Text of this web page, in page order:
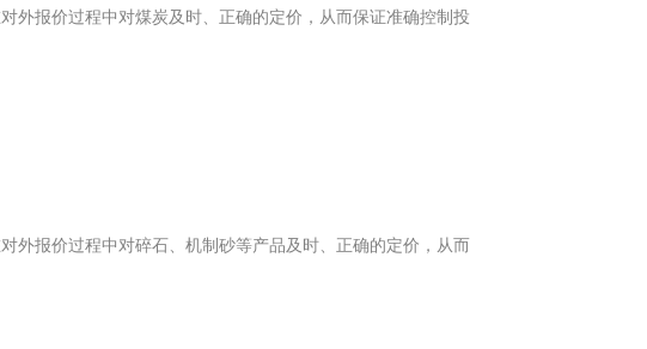
外报价过程中对煤炭及时、正确的定价，从而保证准确控制投
外报价过程中对碎石、机制砂等产品及时、正确的定价，从而